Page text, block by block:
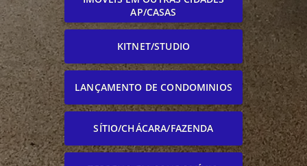
AP/CASAS
KITNET/STUDIO
LANÇAMENTO DE CONDOMINIOS
SÍTIO/CHÁCARA/FAZENDA